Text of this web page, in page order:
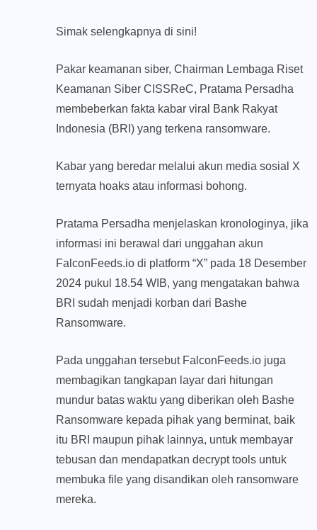
Simak selengkapnya di sini!
Pakar keamanan siber, Chairman Lembaga Riset
Keamanan Siber CISSReC, Pratama Persadha
membeberkan fakta kabar viral Bank Rakyat
Indonesia (BRI) yang terkena ransomware.
Kabar yang beredar melalui akun media sosial X
ternyata hoaks atau informasi bohong.
Pratama Persadha menjelaskan kronologinya, jika
informasi ini berawal dari unggahan akun
FalconFeeds.io di platform “X” pada 18 Desember
2024 pukul 18.54 WIB, yang mengatakan bahwa
BRI sudah menjadi korban dari Bashe
Ransomware.
Pada unggahan tersebut FalconFeeds.io juga
membagikan tangkapan layar dari hitungan
mundur batas waktu yang diberikan oleh Bashe
Ransomware kepada pihak yang berminat, baik
itu BRI maupun pihak lainnya, untuk membayar
tebusan dan mendapatkan decrypt tools untuk
membuka file yang disandikan oleh ransomware
mereka.